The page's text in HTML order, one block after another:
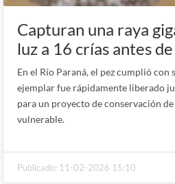
Capturan una raya
luz a 16 crías antes
En el Río Paraná, el pez cumplió
ejemplar fue rápidamente liberado
para un proyecto de conservación
vulnerable.
Publicado: 11-02-2026 15:10